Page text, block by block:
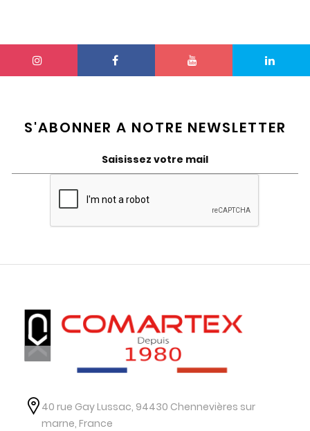
S'ABONNER A NOTRE NEWSLETTER
40 rue Gay Lussac, 94430 Chennevières sur
marne, France